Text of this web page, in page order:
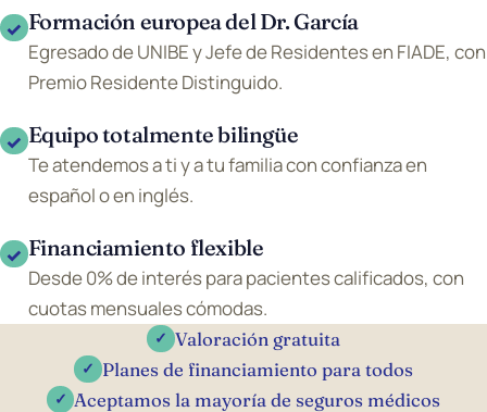
✓ Formación europea del Dr. García
Egresado de UNIBE y Jefe de Residentes en FIADE, con
Premio Residente Distinguido.
✓ Equipo totalmente bilingüe
Te atendemos a ti y a tu familia con confianza en
español o en inglés.
✓ Financiamiento flexible
Desde 0% de interés para pacientes calificados, con
cuotas mensuales cómodas.
✓ Valoración gratuita
✓ Planes de financiamiento para todos
✓ Aceptamos la mayoría de seguros médicos